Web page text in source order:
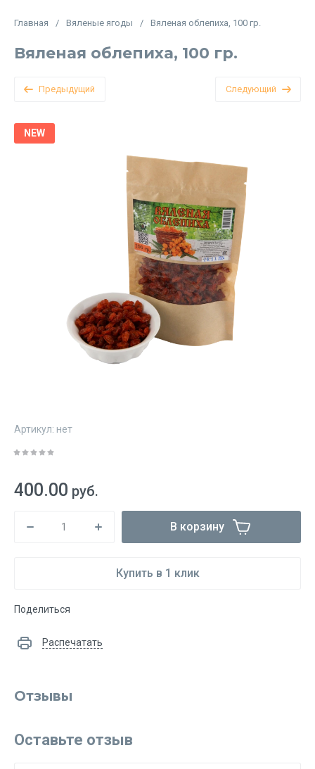
Главная / Вяленые ягоды / Вяленая облепиха, 100 гр.
Вяленая облепиха, 100 гр.
Предыдущий Следующий
NEW
Артикул: нет
400.00 руб.
В корзину
Купить в 1 клик
Поделиться
Распечатать
Отзывы
Оставьте отзыв